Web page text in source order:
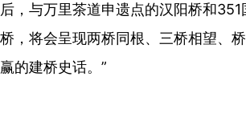
后，与万里茶道申遗点的汉阳桥和
桥，将会呈现两桥同根、三桥相望、
赢的建桥史话。”